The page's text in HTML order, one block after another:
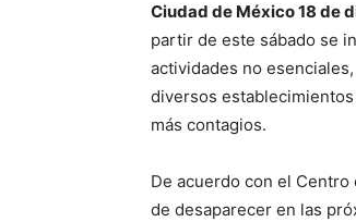
Ciudad de México 18 de
partir de este sábado se
actividades no
diversos
más contagios.
De acuerdo con el
de desaparecer en las